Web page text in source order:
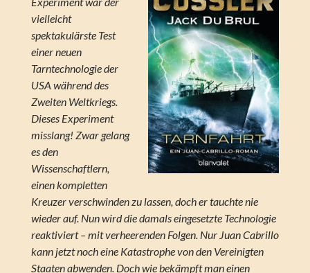
vielleicht
spektakulärste Test
einer neuen
Tarntechnologie der
USA während des
Zweiten Weltkriegs.
Dieses Experiment
misslang! Zwar gelang
es den
Wissenschaftlern,
einen kompletten
Kreuzer verschwinden zu lassen, doch er tauchte nie
wieder auf. Nun wird die damals eingesetzte Technologie
reaktiviert – mit verheerenden Folgen. Nur Juan Cabrillo
kann jetzt noch eine Katastrophe von den Vereinigten
Staaten abwenden. Doch wie bekämpft man einen